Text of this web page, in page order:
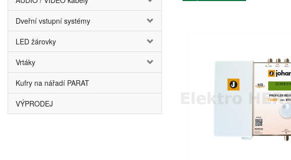
Dveřní vstupní systémy
LED žárovky
Vrtáky
Kufry na nářadí PARAT
VÝPRODEJ